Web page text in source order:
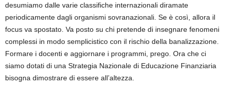
desumiamo dalle varie classifiche internazionali diramate
periodicamente dagli organismi sovranazionali. Se è così, allora il
focus va spostato. Va posto su chi pretende di insegnare fenomeni
complessi in modo semplicistico con il rischio della banalizzazione.
Formare i docenti e aggiornare i programmi, prego. Ora che ci
siamo dotati di una Strategia Nazionale di Educazione Finanziaria
bisogna dimostrare di essere all’altezza.